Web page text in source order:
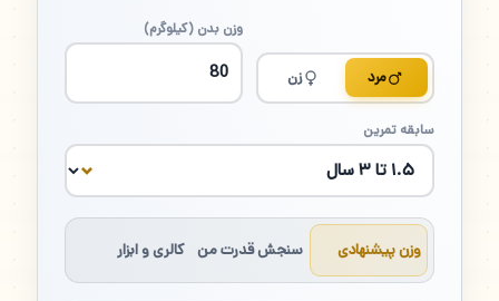
مرد زن
وزن بدن (کیلوگرم)
سابقه تمرین
وزن پیشنهادی سنجش قدرت من کالری و ابزار